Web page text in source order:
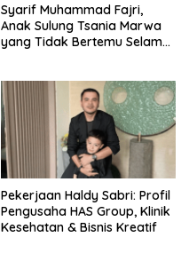
Syarif Muhammad Fajri,
Anak Sulung Tsania Marwa
yang Tidak Bertemu Selama
Pekerjaan Haldy Sabri: Profil
Pengusaha HAS Group, Klinik
Kesehatan & Bisnis Kreatif